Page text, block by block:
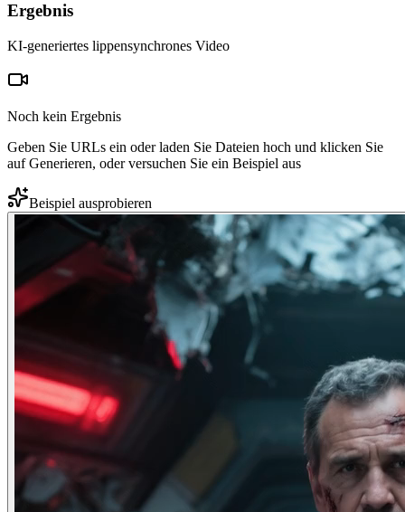
Ergebnis
KI-generiertes lippensynchrones Video
Noch kein Ergebnis
Geben Sie URLs ein oder laden Sie Dateien hoch und klicken Sie
auf Generieren, oder versuchen Sie ein Beispiel aus
Beispiel ausprobieren